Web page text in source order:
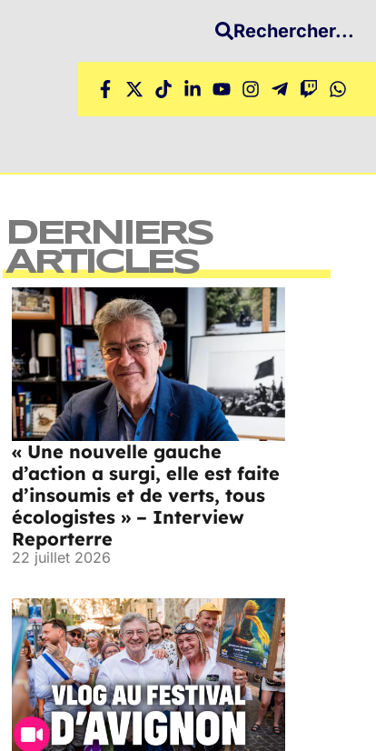
Rechercher...
DERNIERS
ARTICLES
« Une nouvelle gauche
d’action a surgi, elle est faite
d’insoumis et de verts, tous
écologistes » – Interview
Reporterre
22 juillet 2026